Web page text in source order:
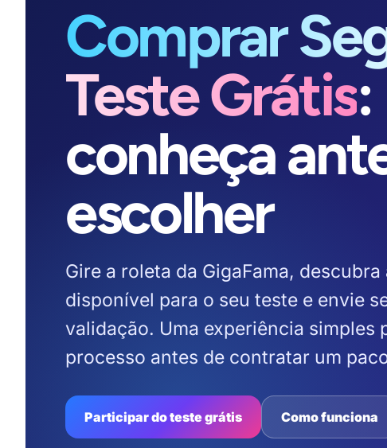
Comprar
Teste Grátis:
conheça
escolher
Gire a roleta da GigaFama,
disponível para o seu teste e envie
validação. Uma experiência simples
processo antes de contratar um
Participar do teste grátis Como funciona